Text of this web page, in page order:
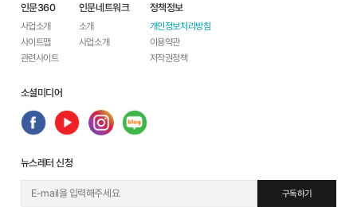
인문360
사업소개
사이트맵
관련사이트
인문네트워크
소개
사업소개
정책정보
개인정보처리방침
이용약관
저작권정책
소셜미디어
뉴스레터 신청
구독하기